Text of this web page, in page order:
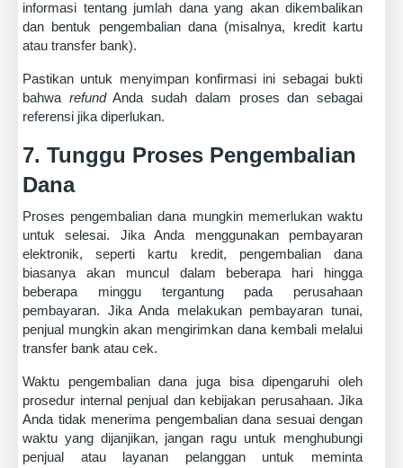
informasi tentang jumlah dana yang akan dikembalikan
dan bentuk pengembalian dana (misalnya, kredit kartu
atau transfer bank).
Pastikan untuk menyimpan konfirmasi ini sebagai bukti
bahwa refundAnda sudah dalam proses dan sebagai
referensi jika diperlukan.
7. Tunggu Proses Pengembalian
Dana
Proses pengembalian dana mungkin memerlukan waktu
untuk selesai. Jika Anda menggunakan pembayaran
elektronik, seperti kartu kredit, pengembalian dana
biasanya akan muncul dalam beberapa hari hingga
beberapa minggu tergantung pada perusahaan
pembayaran. Jika Anda melakukan pembayaran tunai,
penjual mungkin akan mengirimkan dana kembali melalui
transfer bank atau cek.
Waktu pengembalian dana juga bisa dipengaruhi oleh
prosedur internal penjual dan kebijakan perusahaan. Jika
Anda tidak menerima pengembalian dana sesuai dengan
waktu yang dijanjikan, jangan ragu untuk menghubungi
penjual atau layanan pelanggan untuk meminta